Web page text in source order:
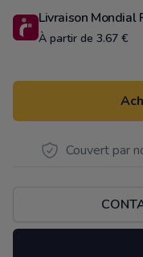
Livraison Mondial
À partir de 3.67 €
Couvert par